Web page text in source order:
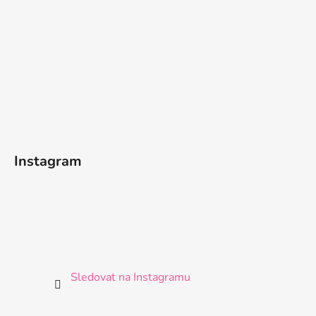
Instagram
Sledovat na Instagramu